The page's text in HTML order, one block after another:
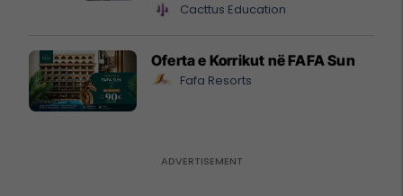
Cacttus Education
Oferta e Korrikut në FAFA Sun
Fafa Resorts